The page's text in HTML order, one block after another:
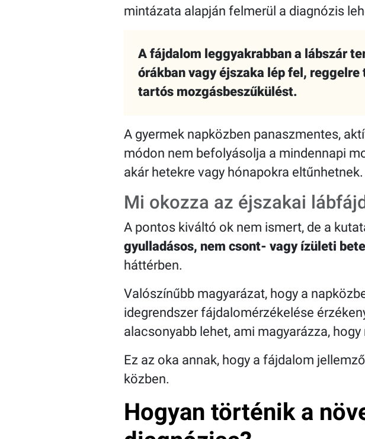
mintázata alapján felmerül a diagnózis
A fájdalom leggyakrabban a lábszár
órákban vagy éjszaka lép fel,
tartós mozgásbeszűkülést.
A gyermek napközben panaszmentes,
módon nem befolyásolja a mindennapi
akár hetekre vagy hónapokra
Mi okozza az éjszakai
A pontos kiváltó ok nem ismert, de a
gyulladásos, nem csont- vagy ízületi
háttérben.
Valószínűbb magyarázat, hogy a
idegrendszer fájdalomérzékelése
alacsonyabb lehet, ami magyarázza,
Ez az oka annak, hogy a fájdalom
közben.
Hogyan történik a